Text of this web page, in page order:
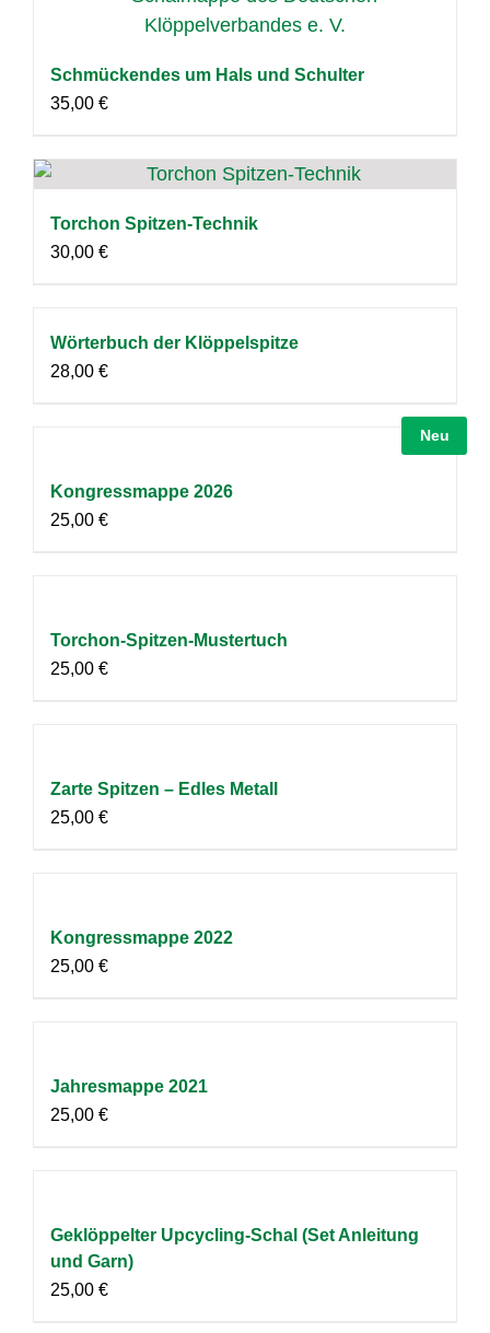
Schmückendes um Hals und Schulter
35,00 €
Torchon Spitzen-Technik
30,00 €
Wörterbuch der Klöppelspitze
28,00 €
Neu
Kongressmappe 2026
25,00 €
Torchon-Spitzen-Mustertuch
25,00 €
Zarte Spitzen – Edles Metall
25,00 €
Kongressmappe 2022
25,00 €
Jahresmappe 2021
25,00 €
Geklöppelter Upcycling-Schal (Set Anleitung
und Garn)
25,00 €